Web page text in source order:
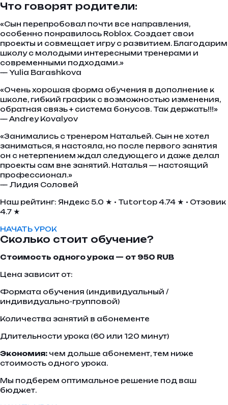
Что говорят родители:
«Сын перепробовал почти все направления,
особенно понравилось Roblox. Создает свои
проекты и совмещает игру с развитием. Благодарим
школу с молодыми интересными тренерами и
современными подходами.»
— Yulia Barashkova
«Очень хорошая форма обучения в дополнение к
школе, гибкий график с возможностью изменения,
обратная связь + система бонусов. Так держать!!!»
— Andrey Kovalyov
«Занимались с тренером Натальей. Сын не хотел
заниматься, я настояла, но после первого занятия
он с нетерпением ждал следующего и даже делал
проекты сам вне занятий. Наталья — настоящий
профессионал.»
— Лидия Соловей
Наш рейтинг: Яндекс 5.0 ★ • Tutortop 4.74 ★ • Отзовик
4.7 ★
НАЧАТЬ УРОК
Сколько стоит обучение?
Стоимость одного урока — от 950 RUB
Цена зависит от:
Формата обучения (индивидуальный /
индивидуально-групповой)
Количества занятий в абонементе
Длительности урока (60 или 120 минут)
Экономия: чем дольше абонемент, тем ниже
стоимость одного урока.
Мы подберем оптимальное решение под ваш
бюджет.